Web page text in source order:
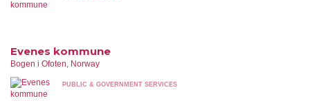
Evenes kommune
Bogen i Ofoten, Norway
PUBLIC & GOVERNMENT SERVICES